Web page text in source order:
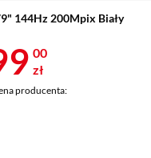
144Hz 200Mpix Biały
4 499 zł
00
zł
producenta: